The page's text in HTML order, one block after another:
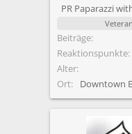
PR Paparazzi
Veteran
Beiträge
Reaktionspunkte
Alter
Ort